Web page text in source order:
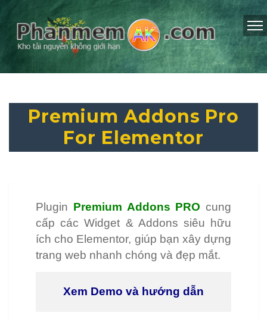
Premium Addons Pro
For Elementor
Plugin Premium Addons PRO cung
cấp các Widget & Addons siêu hữu
ích cho Elementor, giúp bạn xây dựng
trang web nhanh chóng và đẹp mắt.
Xem Demo và hướng dẫn